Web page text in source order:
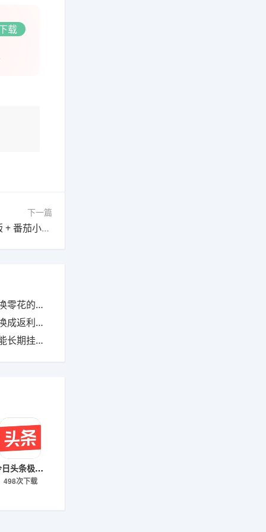
载
下一篇
2026 最强娱乐副业：红果短剧 + 今日头条极速版 + 番茄小说 + 快手极速版，每天边玩边赚 100+
速版用法
钱的方法
入口实测
今日头条极速版下载
498次下载